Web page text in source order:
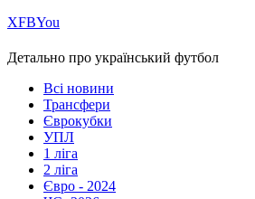
ХFBYou
Детально про український футбол
Всі новини
Трансфери
Єврокубки
УПЛ
1 ліга
2 ліга
Євро - 2024